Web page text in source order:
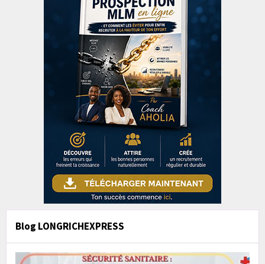
Blog LONGRICHEXPRESS